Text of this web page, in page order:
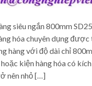
siêu ngắn 800mm
hóa chuyên dụng
hàng với độ dài chỉ
kiện hàng hóa có
nên nhỏ […]